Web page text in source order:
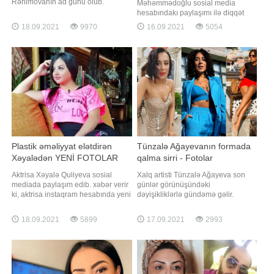
o, özəl gününü yaxınları ilə qeyd
edib. Ad günündən şəkilləri Xalq
şəbəkədə paylaşıb. Qeyd edək ki,
C.Rəhimova AzTV-dən
uzaqlaşdıqdan sonra televiziy
18.09.2021 9970
Məhəmmədoğlu sosial media
hesabındakı paylaşımı ilə diqqət
çəkib. xəbər verir ki, Hüseyn
"İnstagram" hesabında bir müddət
fotosunu paylaşıb. O, paylaşımına:.
'Sən bizə həm ana həm də ata
oldun. Allah səni cənnətlə
müjdələsin
16.09.2021 5054
Plastik əməliyyat elətdirən
Xəyalədən YENİ FOTOLAR
Aktrisa Xəyalə Quliyeva sosial
mediada paylaşım edib. xəbər verir
ki, aktrisa instaqram hesabında yeni
Onun paylaşımına çoxsaylı təriflər,
bəyəni gəlib. Qeyd edək ki, aktrisa
çəkidən xilas olub. O, eyni zamanda
buxaq hissəsini də kəsdirib
18.09.2021 5899
Tünzalə Ağayevanın formada
qalma sirri - Fotolar
Xalq artisti Tünzalə Ağayeva son
günlər görünüşündəki
dəyişikliklərlə gündəmə gəlir.
əvvəlcə sarı saçlarını tünd rəngə
boyadı. Daha sonra isə onların düz
əvəzləyib. T.Ağayeva eyni zamanda
cəsarətli geyimləri ilə də
gündəmdən düşmür. İfaçı
17.09.2021 2993